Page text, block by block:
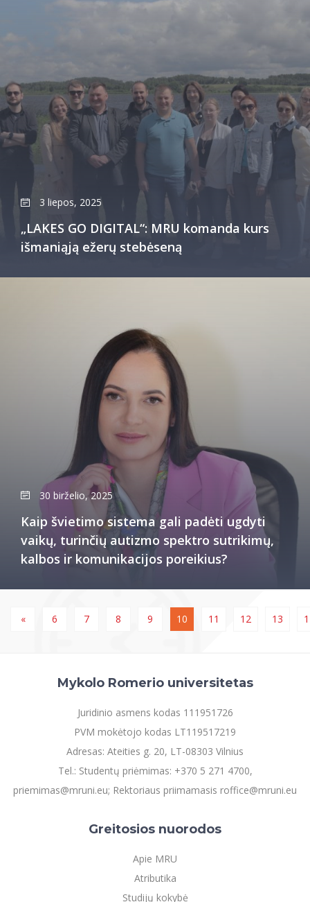
3 liepos, 2025
„LAKES GO DIGITAL“: MRU komanda kurs
išmaniąją ežerų stebėseną
30 birželio, 2025
Kaip švietimo sistema gali padėti ugdyti
vaikų, turinčių autizmo spektro sutrikimų,
kalbos ir komunikacijos poreikius?
« 6 7 8 9 10 11 12 13
Mykolo Romerio universitetas
Juridinio asmens kodas 111951726
PVM mokėtojo kodas LT119517219
Adresas: Ateities g. 20, LT-08303 Vilnius
Tel.: Studentų priėmimas: +370 5 271 4700,
priemimas@mruni.eu; Rektoriaus priimamasis roffice@mruni.eu
Greitosios nuorodos
Apie MRU
Atributika
Studijų kokybė